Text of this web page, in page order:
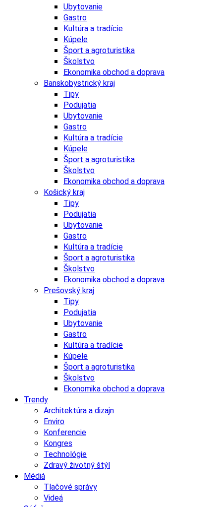
Ubytovanie
Gastro
Kultúra a tradície
Kúpele
Šport a agroturistika
Školstvo
Ekonomika obchod a doprava
Banskobystrický kraj
Tipy
Podujatia
Ubytovanie
Gastro
Kultúra a tradície
Kúpele
Šport a agroturistika
Školstvo
Ekonomika obchod a doprava
Košický kraj
Tipy
Podujatia
Ubytovanie
Gastro
Kultúra a tradície
Šport a agroturistika
Školstvo
Ekonomika obchod a doprava
Prešovský kraj
Tipy
Podujatia
Ubytovanie
Gastro
Kultúra a tradície
Kúpele
Šport a agroturistika
Školstvo
Ekonomika obchod a doprava
Trendy
Architektúra a dizajn
Enviro
Konferencie
Kongres
Technológie
Zdravý životný štýl
Médiá
Tlačové správy
Videá